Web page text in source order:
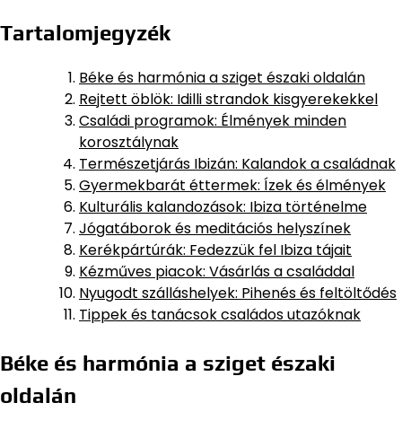
Tartalomjegyzék
Béke és harmónia a sziget északi oldalán
Rejtett öblök: Idilli strandok kisgyerekekkel
Családi programok: Élmények minden
korosztálynak
Természetjárás Ibizán: Kalandok a családnak
Gyermekbarát éttermek: Ízek és élmények
Kulturális kalandozások: Ibiza történelme
Jógatáborok és meditációs helyszínek
Kerékpártúrák: Fedezzük fel Ibiza tájait
Kézműves piacok: Vásárlás a családdal
Nyugodt szálláshelyek: Pihenés és feltöltődés
Tippek és tanácsok családos utazóknak
Béke és harmónia a sziget északi
oldalán